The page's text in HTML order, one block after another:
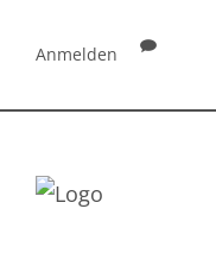
Anmelden